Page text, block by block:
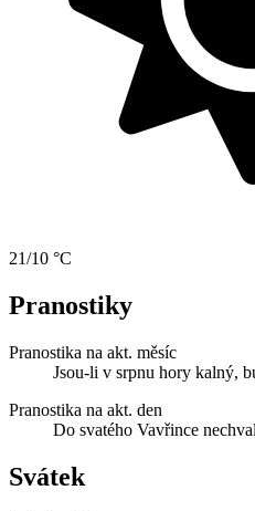
21/10 °C
Pranostiky
Pranostika na akt. měsíc
Jsou-li v srpnu hory kalný,
Pranostika na akt. den
Do svatého Vavřince
Svátek